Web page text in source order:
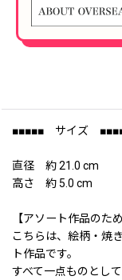
■■■■■ サイズ
直径 約 21.0 cm
高さ 約 5.0 cm
【アソート作品のた
こちらは、絵柄・焼
ト作品です。
すべて一点ものとし